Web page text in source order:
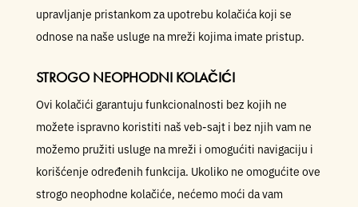
upravljanje pristankom za upotrebu kolačića koji se
odnose na naše usluge na mreži kojima imate pristup.
STROGO NEOPHODNI KOLAČIĆI
Ovi kolačići garantuju funkcionalnosti bez kojih ne
možete ispravno koristiti naš veb-sajt i bez njih vam ne
možemo pružiti usluge na mreži i omogućiti navigaciju i
korišćenje određenih funkcija. Ukoliko ne omogućite ove
strogo neophodne kolačiće, nećemo moći da vam